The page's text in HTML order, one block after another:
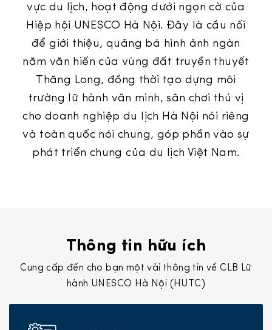
vực du lịch, hoạt động dưới ngọn cờ của
Hiệp hội UNESCO Hà Nội. Đây là cầu nối
để giới thiệu, quảng bá hình ảnh ngàn
năm văn hiến của vùng đất truyền thuyết
Thăng Long, đồng thời tạo dựng môi
trường lữ hành văn minh, sân chơi thú vị
cho doanh nghiệp du lịch Hà Nội nói riêng
và toàn quốc nói chung, góp phần vào sự
phát triển chung của du lịch Việt Nam.
Thông tin hữu ích
Cung cấp đến cho bạn một vài thông tin về CLB Lữ
hành UNESCO Hà Nội (HUTC)